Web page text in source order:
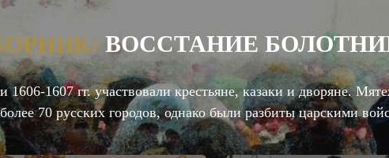
ВОССТАНИЕ
1606-1607 гг. участвовали крестьяне, казаки и дворяне.
более 70 русских городов, однако были разбиты царскими